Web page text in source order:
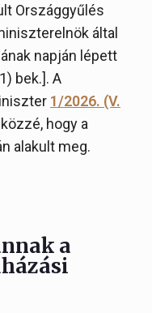
Országgyűlés
által
napján lépett
bek.]. A
1/2026. (V.
hogy a
alakult meg.
a